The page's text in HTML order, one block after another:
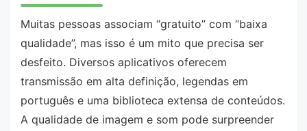
Muitas pessoas associam “gratuito” com “baixa
qualidade”, mas isso é um mito que precisa ser
desfeito. Diversos aplicativos oferecem
transmissão em alta definição, legendas em
português e uma biblioteca extensa de conteúdos.
A qualidade de imagem e som pode surpreender